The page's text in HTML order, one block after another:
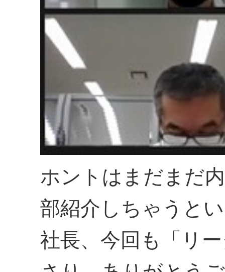
ホントはまだまだ
部紹介しちゃうと
社長、今回も「リ